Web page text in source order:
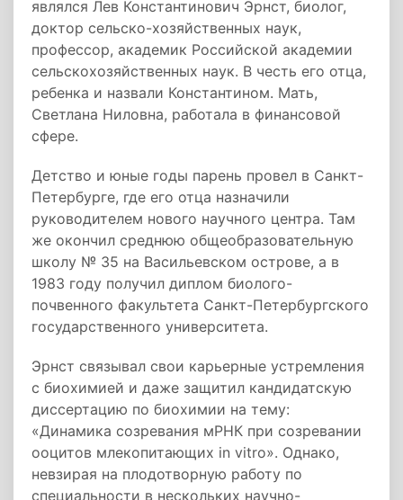
являлся Лев Константинович Эрнст, биолог,
доктор сельско-хозяйственных наук,
профессор, академик Российской академии
сельскохозяйственных наук. В честь его отца,
ребенка и назвали Константином. Мать,
Светлана Ниловна, работала в финансовой
сфере.
Детство и юные годы парень провел в Санкт-
Петербурге, где его отца назначили
руководителем нового научного центра. Там
же окончил среднюю общеобразовательную
школу № 35 на Васильевском острове, а в
1983 году получил диплом биолого-
почвенного факультета Санкт-Петербургского
государственного университета.
Эрнст связывал свои карьерные устремления
с биохимией и даже защитил кандидатскую
диссертацию по биохимии на тему:
«Динамика созревания мРНК при созревании
ооцитов млекопитающих in vitro». Однако,
невзирая на плодотворную работу по
специальности в нескольких научно-